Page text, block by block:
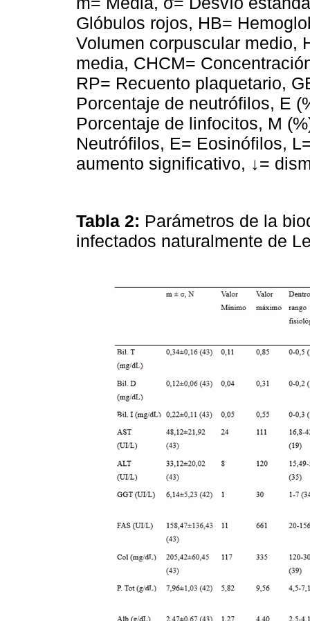
Glóbulos rojos, HB=
Volumen corpuscular medio,
media, CHCM=
RP= Recuento plaquetario,
Porcentaje de neutrófilos, E
Porcentaje de linfocitos, M
Neutrófilos, E= Eosinófilos,
aumento significativo, ↓=
Tabla 2: Parámetros de la
infectados naturalmente de